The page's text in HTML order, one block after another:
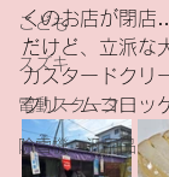
こども
スズキ
電動スクーター
除雪機・汎用品
くのお店が閉
だけど、立派な
カスタードクリ
クリームコロッ